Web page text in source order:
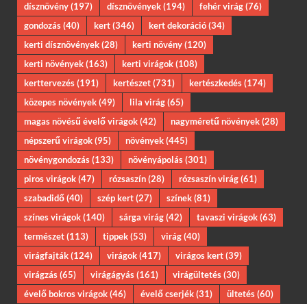
dísznövény(197) dísznövények(194) fehér virág(76)
gondozás(40) kert(346) kert dekoráció(34)
kerti dísznövények(28) kerti növény(120)
kerti növények(163) kerti virágok(108)
kerttervezés(191) kertészet(731) kertészkedés(174)
közepes növények(49) lila virág(65)
magas növésű évelő virágok(42) nagyméretű növények(28)
népszerű virágok(95) növények(445)
növénygondozás(133) növényápolás(301)
piros virágok(47) rózsaszín(28) rózsaszín virág(61)
szabadidő(40) szép kert(27) színek(81)
színes virágok(140) sárga virág(42) tavaszi virágok(63)
természet(113) tippek(53) virág(40)
virágfajták(124) virágok(417) virágos kert(39)
virágzás(65) virágágyás(161) virágültetés(30)
évelő bokros virágok(46) évelő cserjék(31) ültetés(60)